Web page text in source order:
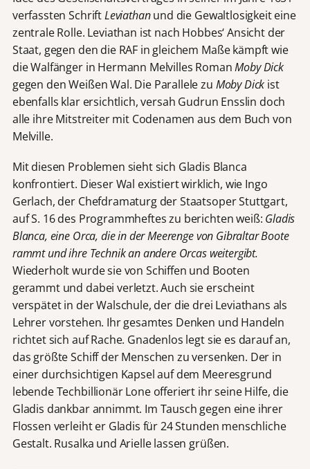
verfassten SchriftLeviathanund die Gewaltlosigkeit eine
zentrale Rolle. Leviathan ist nach Hobbes‘ Ansicht der
Staat, gegen den die RAF in gleichem Maße kämpft wie
die Walfänger in Hermann Melvilles RomanMoby Dick
gegen den Weißen Wal. Die Parallele zu Moby Dick ist
ebenfalls klar ersichtlich, versah Gudrun Ensslin doch
alle ihre Mitstreiter mit Codenamen aus dem Buch von
Melville.
Mit diesen Problemen sieht sich Gladis Blanca
konfrontiert. Dieser Wal existiert wirklich, wie Ingo
Gerlach, der Chefdramaturg der Staatsoper Stuttgart,
auf S. 16 des Programmheftes zu berichten weiß: Gladis
Blanca, eine Orca, die in der Meerenge von Gibraltar Boote
rammt und ihre Technik an andere Orcas weitergibt.
Wiederholt wurde sie von Schiffen und Booten
gerammt und dabei verletzt. Auch sie erscheint
verspätet in der Walschule, der die drei Leviathans als
Lehrer vorstehen. Ihr gesamtes Denken und Handeln
richtet sich auf Rache. Gnadenlos legt sie es darauf an,
das größte Schiff der Menschen zu versenken. Der in
einer durchsichtigen Kapsel auf dem Meeresgrund
lebende Techbillionär Lone offeriert ihr seine Hilfe, die
Gladis dankbar annimmt. Im Tausch gegen eine ihrer
Flossen verleiht er Gladis für 24 Stunden menschliche
Gestalt. Rusalka und Arielle lassen grüßen.